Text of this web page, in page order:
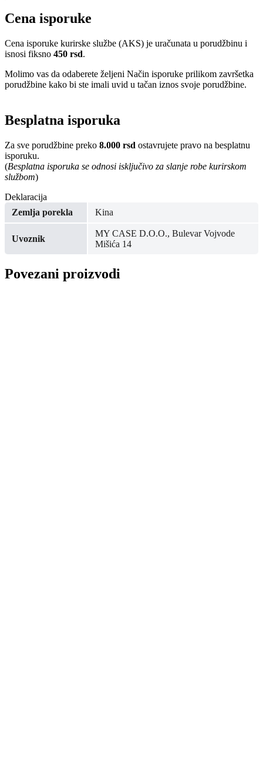
Cena isporuke
Cena isporuke kurirske službe (AKS) je uračunata u porudžbinu i
isnosi fiksno 450 rsd.
Molimo vas da odaberete željeni Način isporuke prilikom završetka
porudžbine kako bi ste imali uvid u tačan iznos svoje porudžbine.
Besplatna isporuka
Za sve porudžbine preko 8.000 rsd ostavrujete pravo na besplatnu
isporuku.
(Besplatna isporuka se odnosi isključivo za slanje robe kurirskom
službom)
Deklaracija
Zemlja porekla
Kina
Uvoznik
MY CASE D.O.O., Bulevar Vojvode
Mišića 14
Povezani proizvodi